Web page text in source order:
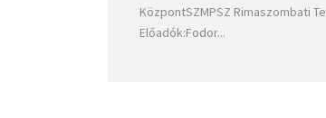
KözpontSZMPSZ Rimaszombati
Előadók:Fodor...